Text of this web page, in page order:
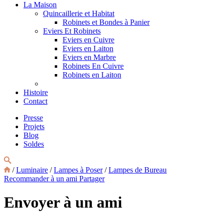
La Maison
Quincaillerie et Habitat
Robinets et Bondes à Panier
Eviers Et Robinets
Eviers en Cuivre
Eviers en Laiton
Eviers en Marbre
Robinets En Cuivre
Robinets en Laiton
Histoire
Contact
Presse
Projets
Blog
Soldes
/Luminaire /Lampes à Poser/Lampes de Bureau
Recommander à un ami Partager
Envoyer à un ami